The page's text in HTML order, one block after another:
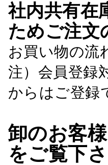
社内共有在
ためご注文
お買い物の流
注）会員登録
からはご登録
卸のお客
をご覧下さ